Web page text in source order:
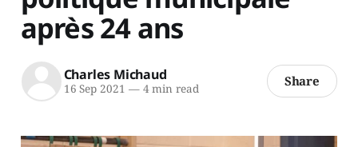
après 24 ans
Charles Michaud
16 Sep 2021 —4 min read Share